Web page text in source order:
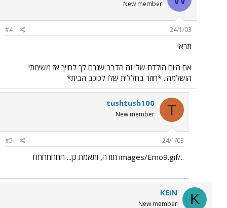
New member
24/1/03
#4
תראי
אם היום הולדת שלי זה הדבר שגרם לך לחייך אז משימתי
הושלמה.. *חוזר בחללית שלו לכוכב הבית*
T
tushtush100
New member
24/1/03
#5
../images/Emo9.gif תודה, ותאמת כן... חחחחחחח
K
KEiN
New member